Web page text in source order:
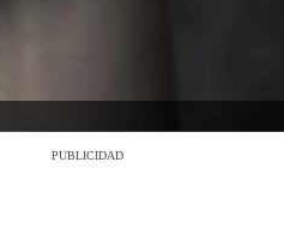
PUBLICIDAD